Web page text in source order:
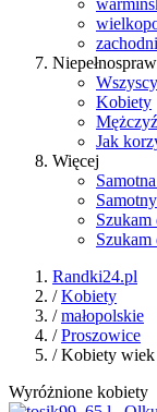
Wszyscy
Kobiety
Jak
Więcej
Szukam
Szukam
Randki24.pl
/Kobiety
/małopolskie
/Proszowice
/ Kobiety wiek
Wyróżnione kobiety